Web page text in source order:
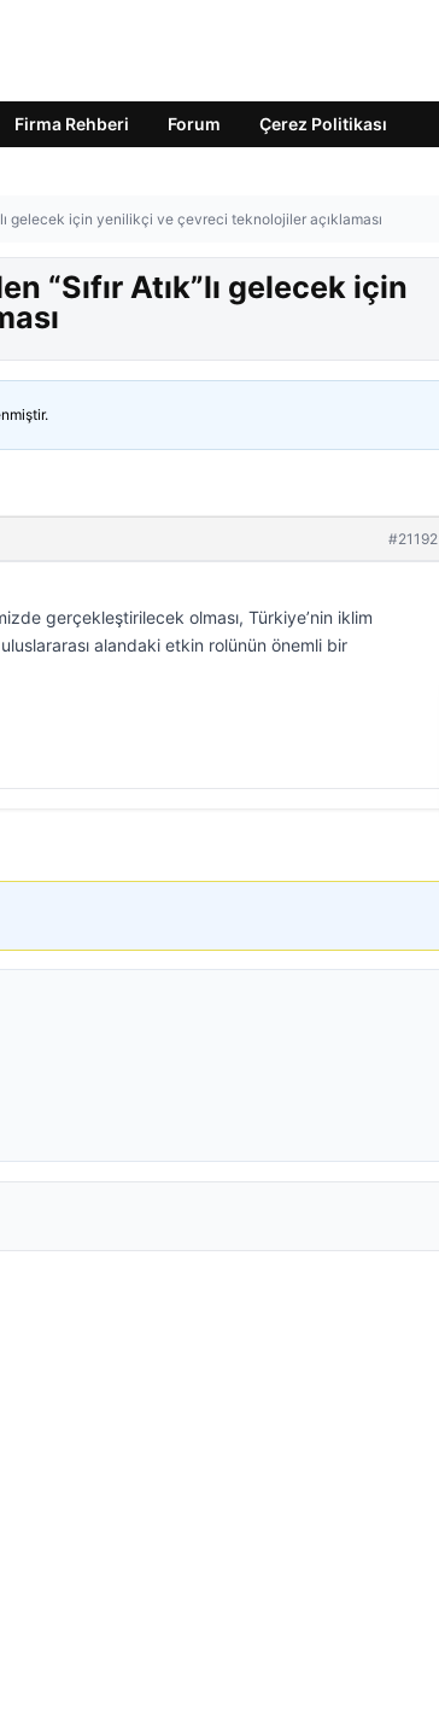
Firma Rehberi Forum Çerez Politikası
gelecek için yenilikçi ve çevreci teknolojiler açıklaması
“Sıfır Atık”lı gelecek için
#21192
gerçekleştirilecek olması, Türkiye’nin iklim
alandaki etkin rolünün önemli bir